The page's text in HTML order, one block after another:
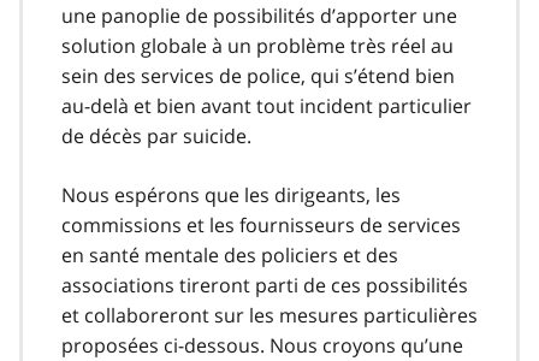
une panoplie de possibilités d’apporter une
solution globale à un problème très réel au
sein des services de police, qui s’étend bien
au-delà et bien avant tout incident particulier
de décès par suicide.
Nous espérons que les dirigeants, les
commissions et les fournisseurs de services
en santé mentale des policiers et des
associations tireront parti de ces possibilités
et collaboreront sur les mesures particulières
proposées ci-dessous. Nous croyons qu’une